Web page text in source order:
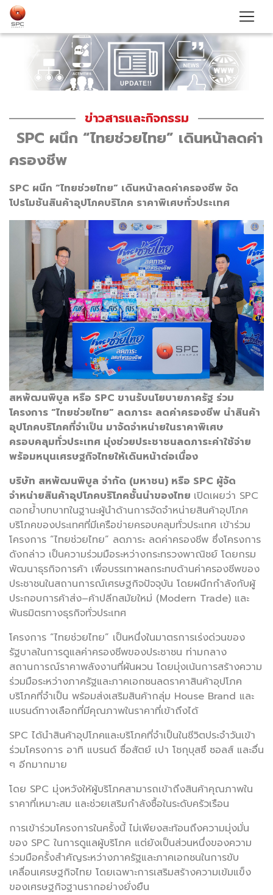
ข่าวสารและกิจกรรม
SPC ผนึก “ไทยช่วยไทย” เดินหน้าลดค่า
ครองชีพ
SPC ผนึก “ไทยช่วยไทย” เดินหน้าลดค่าครองชีพ จัด
โปรโมชันสินค้าอุปโภคบริโภค ราคาพิเศษทั่วประเทศ
สหพัฒนพิบูล หรือ SPC ขานรับนโยบายภาครัฐ ร่วม
โครงการ “ไทยช่วยไทย” ลดภาระ ลดค่าครองชีพ นำสินค้า
อุปโภคบริโภคที่จำเป็น มาจัดจำหน่ายในราคาพิเศษ
ครอบคลุมทั่วประเทศ มุ่งช่วยประชาชนลดภาระค่าใช้จ่าย
พร้อมหนุนเศรษฐกิจไทยให้เดินหน้าต่อเนื่อง
บริษัท สหพัฒนพิบูล จำกัด (มหาชน) หรือ SPC ผู้จัด
จำหน่ายสินค้าอุปโภคบริโภคชั้นนำของไทย เปิดเผยว่า SPC
ตอกย้ำบทบาทในฐานะผู้นำด้านการจัดจำหน่ายสินค้าอุปโภค
บริโภคของประเทศที่มีเครือข่ายครอบคลุมทั่วประเทศ เข้าร่วม
โครงการ “ไทยช่วยไทย” ลดภาระ ลดค่าครองชีพ ซึ่งโครงการ
ดังกล่าว เป็นความร่วมมือระหว่างกระทรวงพาณิชย์ โดยกรม
พัฒนาธุรกิจการค้า เพื่อบรรเทาผลกระทบด้านค่าครองชีพของ
ประชาชนในสถานการณ์เศรษฐกิจปัจจุบัน โดยผนึกกำลังกับผู้
ประกอบการค้าส่ง–ค้าปลีกสมัยใหม่ (Modern Trade) และ
พันธมิตรทางธุรกิจทั่วประเทศ
โครงการ “ไทยช่วยไทย” เป็นหนึ่งในมาตรการเร่งด่วนของ
รัฐบาลในการดูแลค่าครองชีพของประชาชน ท่ามกลาง
สถานการณ์ราคาพลังงานที่ผันผวน โดยมุ่งเน้นการสร้างความ
ร่วมมือระหว่างภาครัฐและภาคเอกชนลดราคาสินค้าอุปโภค
บริโภคที่จำเป็น พร้อมส่งเสริมสินค้ากลุ่ม House Brand และ
แบรนด์ทางเลือกที่มีคุณภาพในราคาที่เข้าถึงได้
SPC ได้นำสินค้าอุปโภคและบริโภคที่จำเป็นในชีวิตประจำวันเข้า
ร่วมโครงการ อาทิ แบรนด์ ซื่อสัตย์ เปา โชกุบุสซึ ซอลส์ และอื่น
ๆ อีกมากมาย
โดย SPC มุ่งหวังให้ผู้บริโภคสามารถเข้าถึงสินค้าคุณภาพใน
ราคาที่เหมาะสม และช่วยเสริมกำลังซื้อในระดับครัวเรือน
การเข้าร่วมโครงการในครั้งนี้ ไม่เพียงสะท้อนถึงความมุ่งมั่น
ของ SPC ในการดูแลผู้บริโภค แต่ยังเป็นส่วนหนึ่งของความ
ร่วมมือครั้งสำคัญระหว่างภาครัฐและภาคเอกชนในการขับ
เคลื่อนเศรษฐกิจไทย โดยเฉพาะการเสริมสร้างความเข้มแข็ง
ของเศรษฐกิจฐานรากอย่างยั่งยืน